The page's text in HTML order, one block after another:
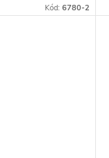
Kód: 6780-2